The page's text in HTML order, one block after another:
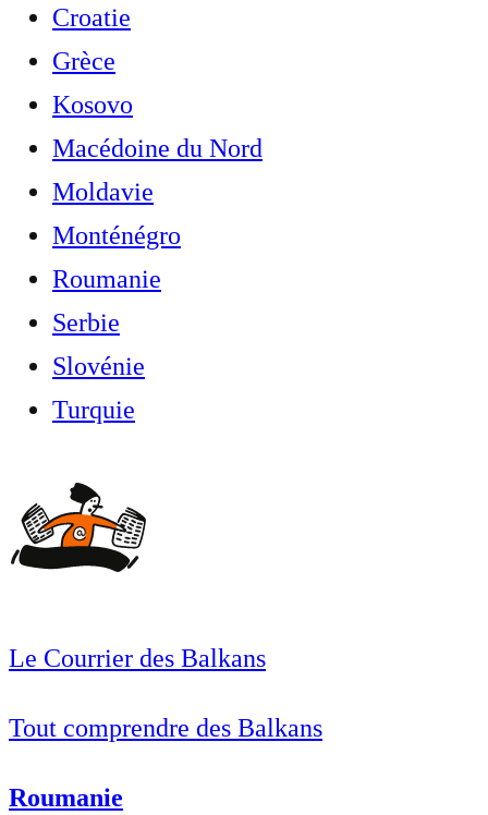
Croatie
Grèce
Kosovo
Macédoine du Nord
Moldavie
Monténégro
Roumanie
Serbie
Slovénie
Turquie
Le Courrier des Balkans
Tout comprendre des Balkans
Roumanie